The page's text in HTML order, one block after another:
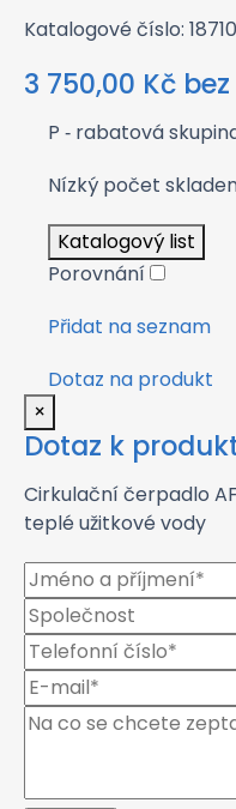
Katalogové číslo:
3 750,00 Kč bez
P ‑ rabatová
Nízký počet
Katalogový list
Porovnání
Přidat na seznam
Dotaz na produkt
×
Dotaz k
Cirkulační čerpadlo
teplé užitkové vody